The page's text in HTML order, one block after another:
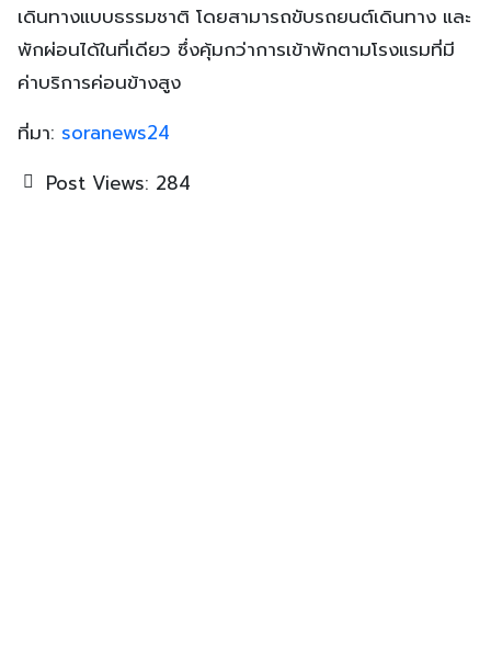
เดินทางแบบธรรมชาติ โดยสามารถขับรถยนต์เดินทาง และ
พักผ่อนได้ในที่เดียว ซึ่งคุ้มกว่าการเข้าพักตามโรงแรมที่มี
ค่าบริการค่อนข้างสูง
ที่มา: soranews24
Post Views: 284